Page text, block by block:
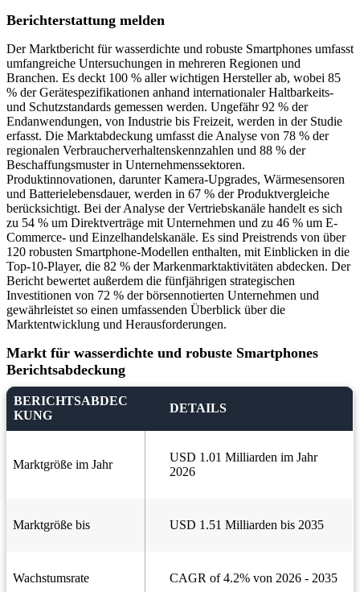
Berichterstattung melden
Der Marktbericht für wasserdichte und robuste Smartphones umfasst
umfangreiche Untersuchungen in mehreren Regionen und
Branchen. Es deckt 100 % aller wichtigen Hersteller ab, wobei 85
% der Gerätespezifikationen anhand internationaler Haltbarkeits-
und Schutzstandards gemessen werden. Ungefähr 92 % der
Endanwendungen, von Industrie bis Freizeit, werden in der Studie
erfasst. Die Marktabdeckung umfasst die Analyse von 78 % der
regionalen Verbraucherverhaltenskennzahlen und 88 % der
Beschaffungsmuster in Unternehmenssektoren.
Produktinnovationen, darunter Kamera-Upgrades, Wärmesensoren
und Batterielebensdauer, werden in 67 % der Produktvergleiche
berücksichtigt. Bei der Analyse der Vertriebskanäle handelt es sich
zu 54 % um Direktverträge mit Unternehmen und zu 46 % um E-
Commerce- und Einzelhandelskanäle. Es sind Preistrends von über
120 robusten Smartphone-Modellen enthalten, mit Einblicken in die
Top-10-Player, die 82 % der Markenmarktaktivitäten abdecken. Der
Bericht bewertet außerdem die fünfjährigen strategischen
Investitionen von 72 % der börsennotierten Unternehmen und
gewährleistet so einen umfassenden Überblick über die
Marktentwicklung und Herausforderungen.
Markt für wasserdichte und robuste Smartphones
Berichtsabdeckung
BERICHTSABDEC
KUNG
DETAILS
Marktgröße im Jahr
USD 1.01 Milliarden im Jahr
2026
Marktgröße bis USD 1.51 Milliarden bis 2035
Wachstumsrate CAGR of 4.2% von 2026 - 2035